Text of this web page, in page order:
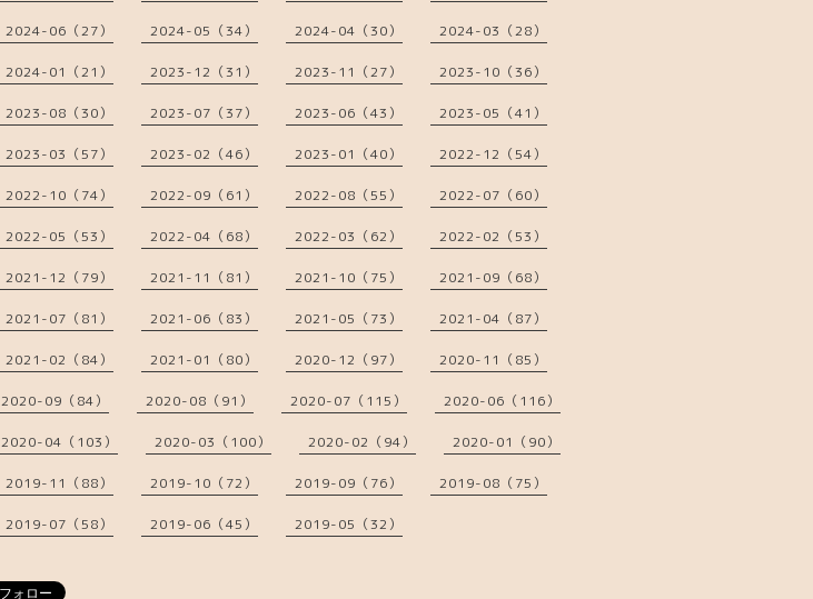
2024-06（27） 2024-05（34） 2024-04（30） 2024-03（28）
2024-01（21） 2023-12（31） 2023-11（27） 2023-10（36）
2023-08（30） 2023-07（37） 2023-06（43） 2023-05（41）
2023-03（57） 2023-02（46） 2023-01（40） 2022-12（54）
2022-10（74） 2022-09（61） 2022-08（55） 2022-07（60）
2022-05（53） 2022-04（68） 2022-03（62） 2022-02（53）
2021-12（79） 2021-11（81） 2021-10（75） 2021-09（68）
2021-07（81） 2021-06（83） 2021-05（73） 2021-04（87）
2021-02（84） 2021-01（80） 2020-12（97） 2020-11（85）
2020-09（84） 2020-08（91） 2020-07（115） 2020-06（116）
2020-04（103） 2020-03（100） 2020-02（94） 2020-01（90）
2019-11（88） 2019-10（72） 2019-09（76） 2019-08（75）
2019-07（58） 2019-06（45） 2019-05（32）